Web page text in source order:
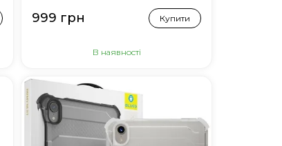
999 грн Купити
В наявності